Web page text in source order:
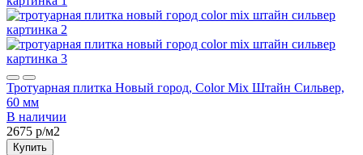
Тротуарная плитка Новый город, Color Mix Штайн Сильвер,
60 мм
В наличии
2675 р/м2
Купить